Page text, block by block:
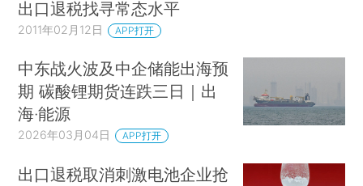
出口退税找寻常态水平
2011年02月12日 APP打开
中东战火波及中企储能出海预
期 碳酸锂期货连跌三日｜出
海·能源
2026年03月04日 APP打开
出口退税取消刺激电池企业抢